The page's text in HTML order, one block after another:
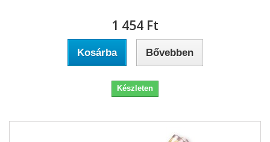
1 454 Ft‎
Kosárba Bővebben
Készleten